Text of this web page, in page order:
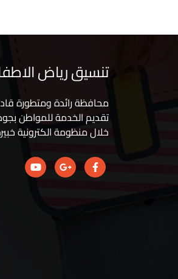
تنسيق رياض
محافظة رائدة ومتطورة
تقديم الخدمة للمواطن
خلال منظومة الكترونية